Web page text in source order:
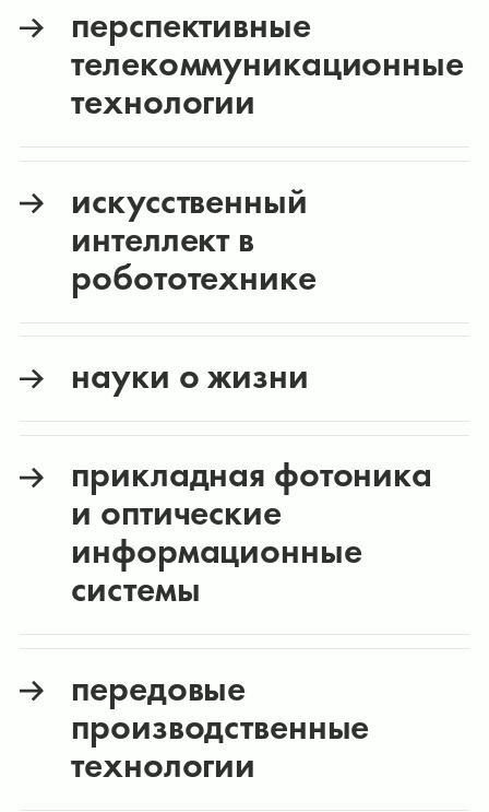
перспективные
телекоммуникационные
технологии
искусственный
интеллект в
робототехнике
науки о жизни
прикладная фотоника
и оптические
информационные
системы
передовые
производственные
технологии